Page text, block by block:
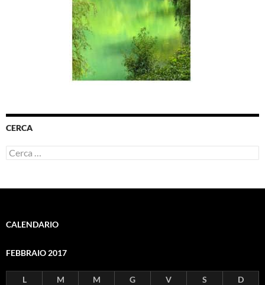
CERCA
Ricerca
per:
CALENDARIO
FEBBRAIO 2017
L M M G V S
D